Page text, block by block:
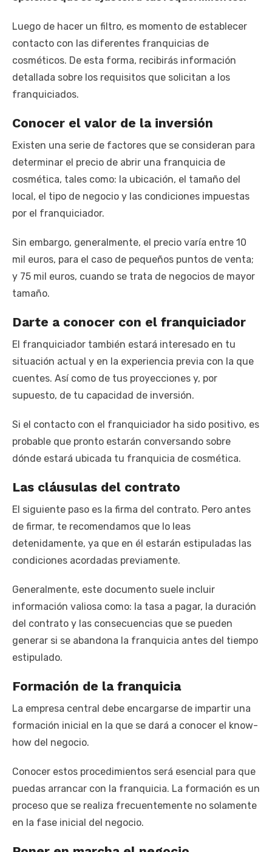
Luego de hacer un filtro, es momento de establecer
contacto con las diferentes franquicias de
cosméticos. De esta forma, recibirás información
detallada sobre los requisitos que solicitan a los
franquiciados.
Conocer el valor de la inversión
Existen una serie de factores que se consideran para
determinar el precio de abrir una franquicia de
cosmética, tales como: la ubicación, el tamaño del
local, el tipo de negocio y las condiciones impuestas
por el franquiciador.
Sin embargo, generalmente, el precio varía entre 10
mil euros, para el caso de pequeños puntos de venta;
y 75 mil euros, cuando se trata de negocios de mayor
tamaño.
Darte a conocer con el franquiciador
El franquiciador también estará interesado en tu
situación actual y en la experiencia previa con la que
cuentes. Así como de tus proyecciones y, por
supuesto, de tu capacidad de inversión.
Si el contacto con el franquiciador ha sido positivo, es
probable que pronto estarán conversando sobre
dónde estará ubicada tu franquicia de cosmética.
Las cláusulas del contrato
El siguiente paso es la firma del contrato. Pero antes
de firmar, te recomendamos que lo leas
detenidamente, ya que en él estarán estipuladas las
condiciones acordadas previamente.
Generalmente, este documento suele incluir
información valiosa como: la tasa a pagar, la duración
del contrato y las consecuencias que se pueden
generar si se abandona la franquicia antes del tiempo
estipulado.
Formación de la franquicia
La empresa central debe encargarse de impartir una
formación inicial en la que se dará a conocer el know-
how del negocio.
Conocer estos procedimientos será esencial para que
puedas arrancar con la franquicia. La formación es un
proceso que se realiza frecuentemente no solamente
en la fase inicial del negocio.